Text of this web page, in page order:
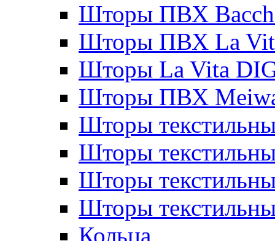
Шторы ПВХ
Шторы ПВХ La
Шторы La Vita
Шторы ПВХ
Шторы
Шторы
Шторы
Шторы
Кольца